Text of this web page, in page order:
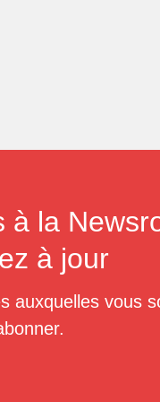
à la
à jour
auxquelles vous